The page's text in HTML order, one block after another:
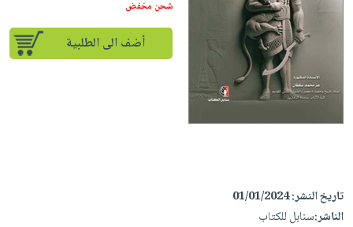
إختياراتنا
كتب
أكاديمية
صندوق
القراءة
iKitab
أسئلة
على
أسئلة
يتكرر
تحميل
masmu3
على
masmu3
على
المواضيع
الأكثر
إختياراتنا
وسائل
جوائز
تعليمية
والعناية
الشخصية
جديد
العنايةوالسفرة
جديد
شحن مخفض
أضف الى الطلبية
تاريخ النشر:01/01/2024
الناشر:سنابل للكتاب